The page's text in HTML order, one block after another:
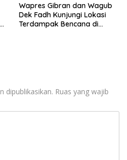
Wapres Gibran dan Wagub
Dek Fadh Kunjungi Lokasi
Terdampak Bencana di
dipublikasikan. Ruas yang wajib